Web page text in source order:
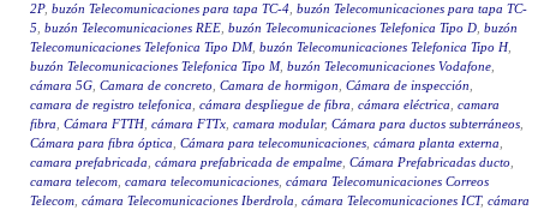
2P, buzón Telecomunicaciones para tapa TC-4 buzón Telecomunicaciones para tapa TC-
5 buzón Telecomunicaciones REE buzón Telecomunicaciones Telefonica Tipo D buzón
Telecomunicaciones Telefonica Tipo DM, buzón Telecomunicaciones Telefonica Tipo H,
buzón Telecomunicaciones Telefonica Tipo M, buzón Telecomunicaciones Vodafone
cámara 5G Camara de concreto Camara de hormigon Cámara de inspección
camara de registro telefonica cámara despliegue de fibra cámara eléctrica camara
fibra Cámara FTTH, cámara FTTx camara modular, Cámara para ductos subterráneos
Cámara para fibra óptica Cámara para telecomunicaciones cámara planta externa
camara prefabricada cámara prefabricada de empalme Cámara Prefabricadas ducto
camara telecom camara telecomunicaciones cámara Telecomunicaciones Correos
Telecom cámara Telecomunicaciones Iberdrola cámara Telecomunicaciones ICT, cámara